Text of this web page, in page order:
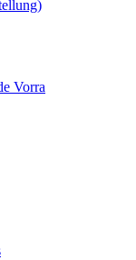
Vorra